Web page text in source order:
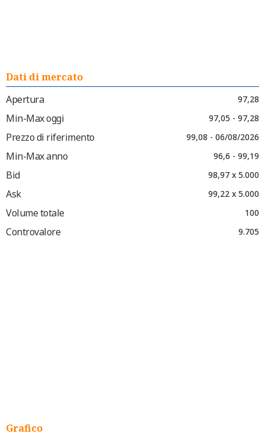
Dati di mercato
Apertura
97,28
Min-Max oggi 97,05 - 97,28
Prezzo di riferimento 99,08 - 06/08/2026
Min-Max anno 96,6 - 99,19
Bid 98,97 x 5.000
Ask 99,22 x 5.000
Volume totale 100
Controvalore 9.705
Grafico